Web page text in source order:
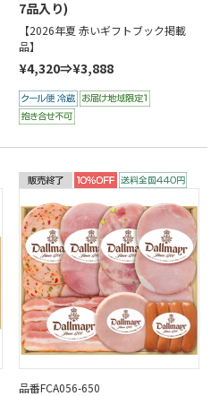
7品入り)
【2026年夏 赤いギフトブック掲載
品】
¥4,320⇒¥3,888
品番FCA056-650